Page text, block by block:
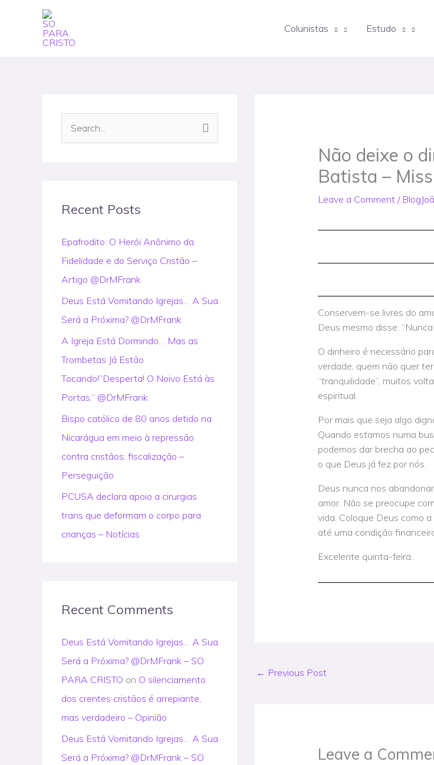
Colunistas Estudo
c
f
o
r
Recent Posts
Epafrodito: O Herói Anônimo da
Fidelidade e do Serviço Cristão –
Artigo @DrMFrank
Deus Está Vomitando Igrejas… A Sua
Será a Próxima? @DrMFrank
A Igreja Está Dormindo… Mas as
Trombetas Já Estão
Tocando!”Desperta! O Noivo Está às
Portas.” @DrMFrank
Bispo católico de 80 anos detido na
Nicarágua em meio à repressão
contra cristãos: fiscalização –
Perseguição
PCUSA declara apoio a cirurgias
trans que deformam o corpo para
crianças – Notícias
Recent Comments
Deus Está Vomitando Igrejas… A Sua
Será a Próxima? @DrMFrank – SO
PARA CRISTO on O silenciamento
dos crentes cristãos é arrepiante,
mas verdadeiro – Opinião
Deus Está Vomitando Igrejas… A Sua
Será a Próxima? @DrMFrank – SO
Não deixe o
Batista –
Leave a Comment /
Conservem-se livres do
Deus mesmo disse:
O dinheiro é necessário
verdade, quem não quer
“tranquilidade”, muitos
espiritual.
Por mais que seja algo
Quando estamos numa
podemos dar brecha ao
o que Deus já fez por nós.
Deus nunca nos
amor. Não se preocupe
vida. Coloque Deus como
até uma condição
Excelente quinta-feira..
← Previous Post
Leave a